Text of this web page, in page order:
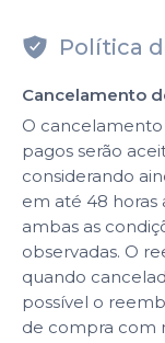
Política
Cancelamento
O
pagos serão
considerando
em até 48 horas
ambas as
observadas. O
quando
possível o
de compra com